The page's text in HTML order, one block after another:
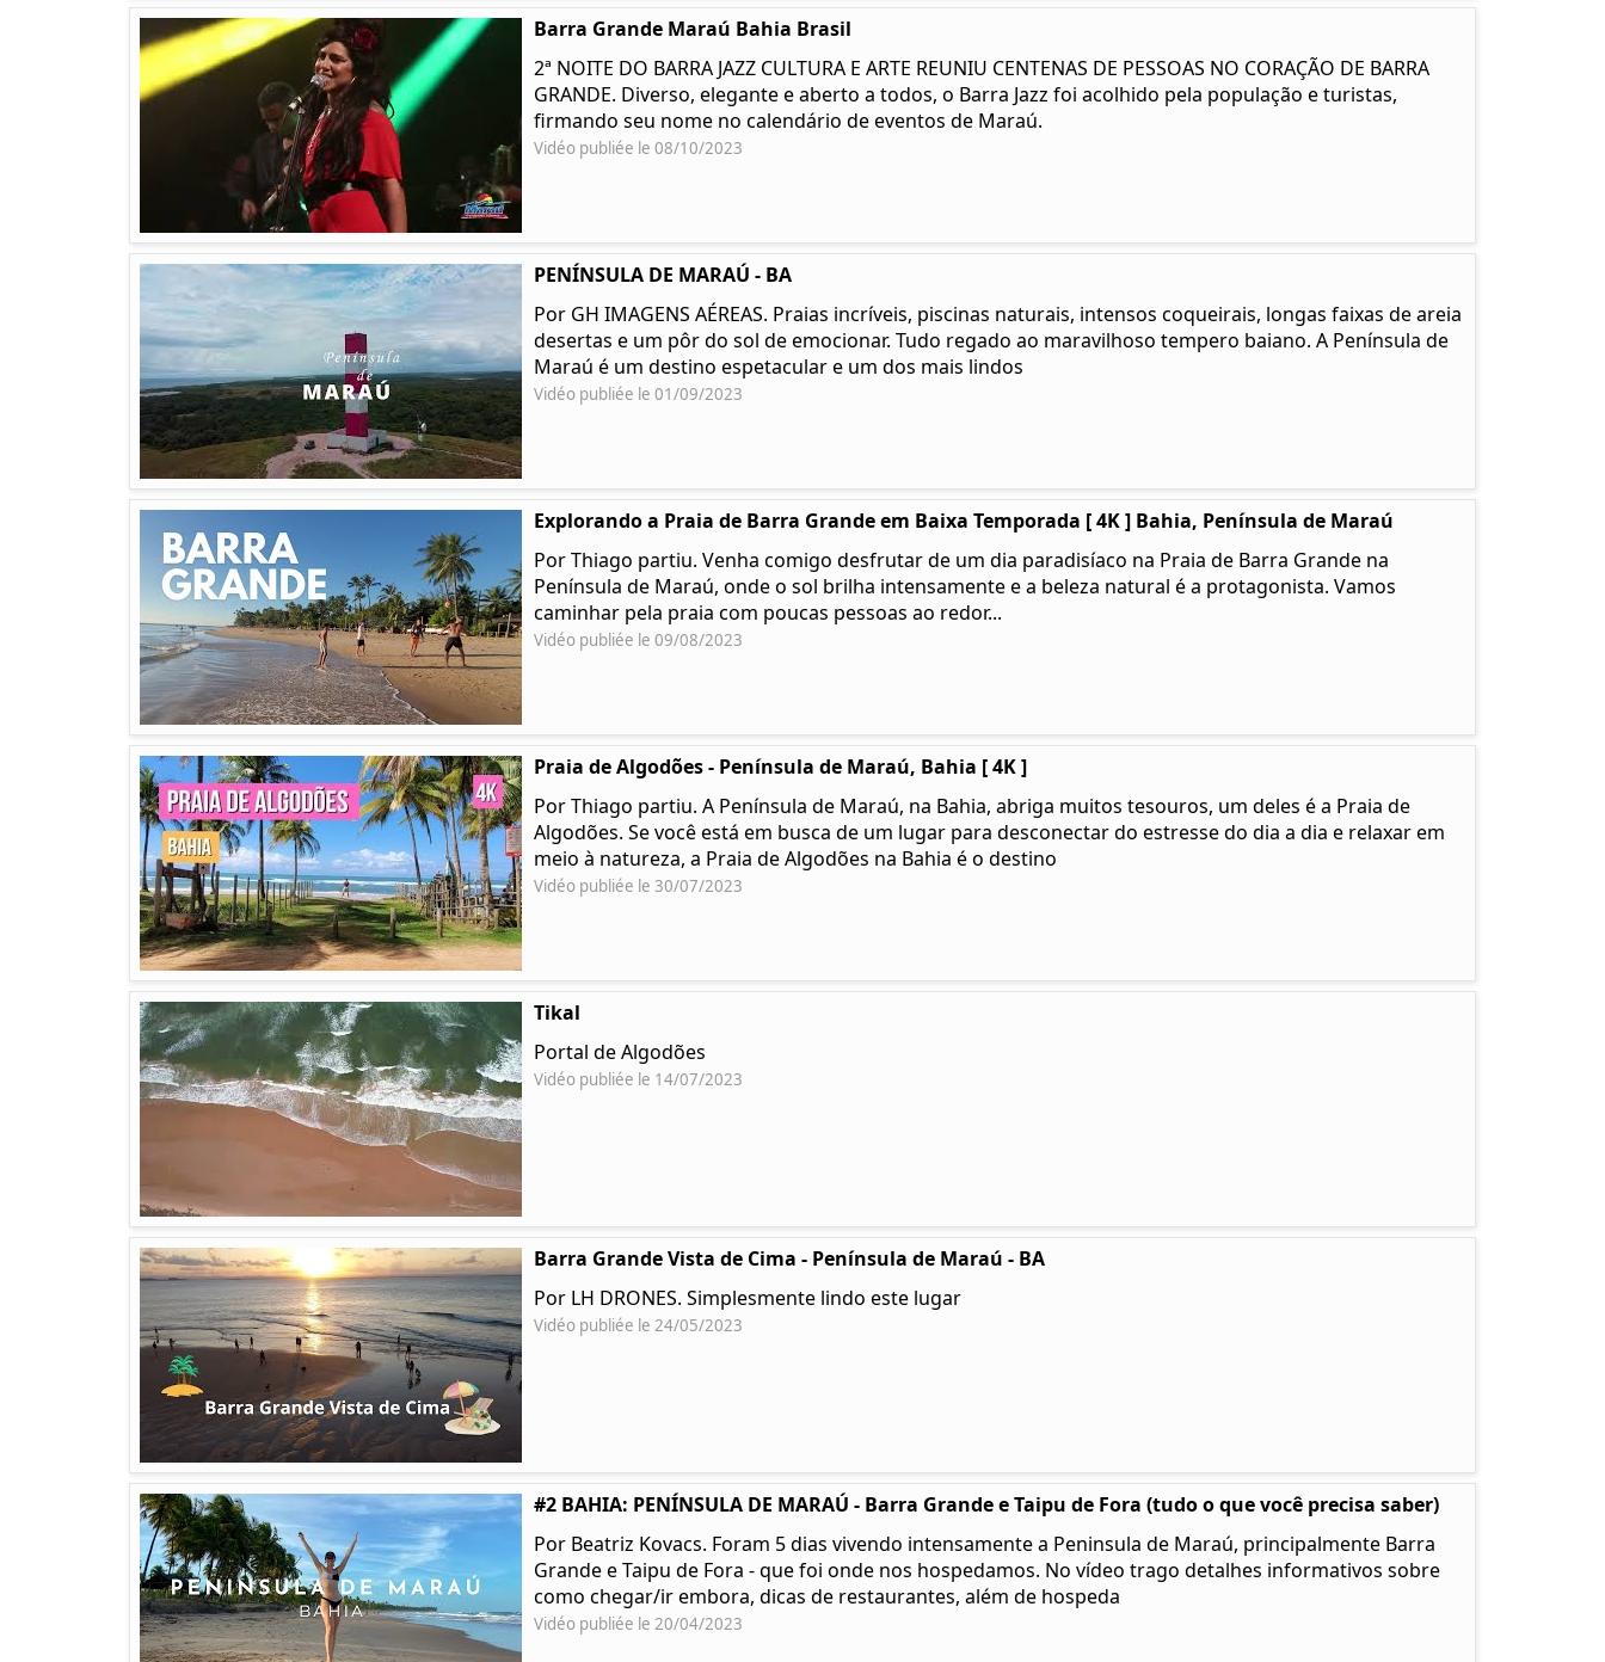
Barra Grande Maraú Bahia Brasil
2ª NOITE DO BARRA JAZZ CULTURA E ARTE REUNIU CENTENAS DE PESSOAS NO CORAÇÃO DE BARRA
GRANDE. Diverso, elegante e aberto a todos, o Barra Jazz foi acolhido pela população e turistas,
firmando seu nome no calendário de eventos de Maraú.
Vidéo publiée le 08/10/2023
PENÍNSULA DE MARAÚ - BA
Por GH IMAGENS AÉREAS. Praias incríveis, piscinas naturais, intensos coqueirais, longas faixas de areia
desertas e um pôr do sol de emocionar. Tudo regado ao maravilhoso tempero baiano. A Península de
Maraú é um destino espetacular e um dos mais lindos
Vidéo publiée le 01/09/2023
Explorando a Praia de Barra Grande em Baixa Temporada [ 4K ] Bahia, Península de Maraú
Por Thiago partiu. Venha comigo desfrutar de um dia paradisíaco na Praia de Barra Grande na
Península de Maraú, onde o sol brilha intensamente e a beleza natural é a protagonista. Vamos
caminhar pela praia com poucas pessoas ao redor...
Vidéo publiée le 09/08/2023
Praia de Algodões - Península de Maraú, Bahia [ 4K ]
Por Thiago partiu. A Península de Maraú, na Bahia, abriga muitos tesouros, um deles é a Praia de
Algodões. Se você está em busca de um lugar para desconectar do estresse do dia a dia e relaxar em
meio à natureza, a Praia de Algodões na Bahia é o destino
Vidéo publiée le 30/07/2023
Tikal
Portal de Algodões
Vidéo publiée le 14/07/2023
Barra Grande Vista de Cima - Península de Maraú - BA
Por LH DRONES. Simplesmente lindo este lugar
Vidéo publiée le 24/05/2023
#2 BAHIA: PENÍNSULA DE MARAÚ - Barra Grande e Taipu de Fora (tudo o que você precisa saber)
Por Beatriz Kovacs. Foram 5 dias vivendo intensamente a Peninsula de Maraú, principalmente Barra
Grande e Taipu de Fora - que foi onde nos hospedamos. No vídeo trago detalhes informativos sobre
como chegar/ir embora, dicas de restaurantes, além de hospeda
Vidéo publiée le 20/04/2023